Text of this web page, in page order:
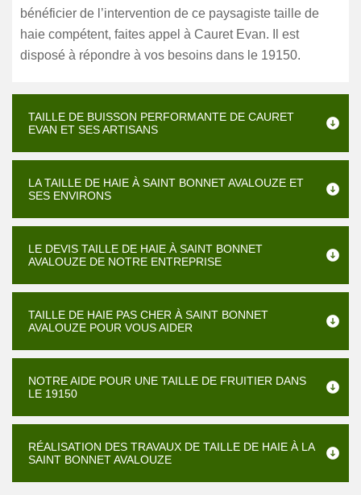
bénéficier de l’intervention de ce paysagiste taille de
haie compétent, faites appel à Cauret Evan. Il est
disposé à répondre à vos besoins dans le 19150.
TAILLE DE BUISSON PERFORMANTE DE CAURET
EVAN ET SES ARTISANS
LA TAILLE DE HAIE À SAINT BONNET AVALOUZE ET
SES ENVIRONS
LE DEVIS TAILLE DE HAIE À SAINT BONNET
AVALOUZE DE NOTRE ENTREPRISE
TAILLE DE HAIE PAS CHER À SAINT BONNET
AVALOUZE POUR VOUS AIDER
NOTRE AIDE POUR UNE TAILLE DE FRUITIER DANS
LE 19150
RÉALISATION DES TRAVAUX DE TAILLE DE HAIE À LA
SAINT BONNET AVALOUZE